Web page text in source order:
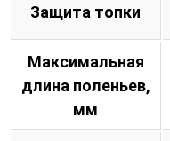
Защита топки
Максимальная
длина поленьев,
мм